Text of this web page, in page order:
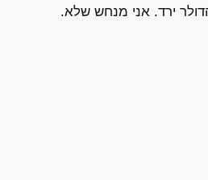
ירד. אני מנחש שלא.